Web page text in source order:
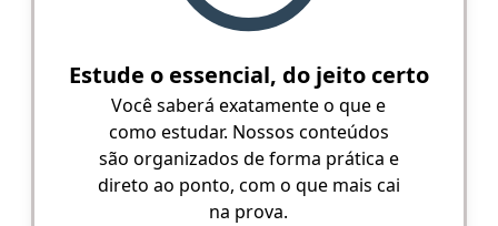
Estude o essencial, do jeito certo
Você saberá exatamente o que e
como estudar. Nossos conteúdos
são organizados de forma prática e
direto ao ponto, com o que mais cai
na prova.